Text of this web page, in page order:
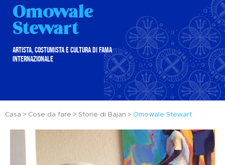
Omowale
Stewart
ARTISTA, COSTUMISTA E CULTURA DI FAMA
INTERNAZIONALE
Casa Cose da fare Storie di Bajan Omowale Stewart